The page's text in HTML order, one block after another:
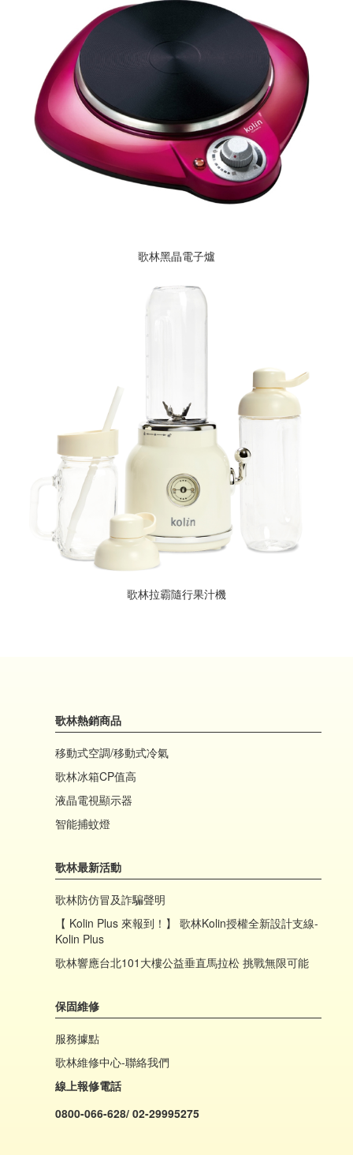
歌林黑晶電子爐
歌林拉霸隨行果汁機
歌林熱銷商品
移動式空調/移動式冷氣
歌林冰箱CP值高
液晶電視顯示器
智能捕蚊燈
歌林最新活動
歌林防仿冒及詐騙聲明
【 Kolin Plus 來報到！】 歌林Kolin授權全新設計支線-
Kolin Plus
歌林響應台北101大樓公益垂直馬拉松 挑戰無限可能
保固維修
服務據點
歌林維修中心-聯絡我們
線上報修電話
0800-066-628/ 02-29995275